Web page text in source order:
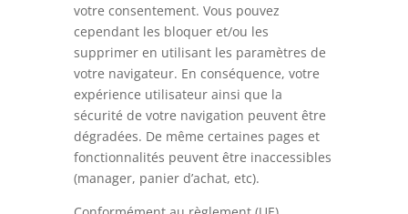
votre consentement. Vous pouvez
cependant les bloquer et/ou les
supprimeren utilisant les paramètres de
votre navigateur. En conséquence, votre
expérience utilisateur ainsi que la
sécurité de votre navigation peuvent être
dégradées. De même certaines pages et
fonctionnalités peuvent être inaccessibles
(manager, panier d’achat, etc).